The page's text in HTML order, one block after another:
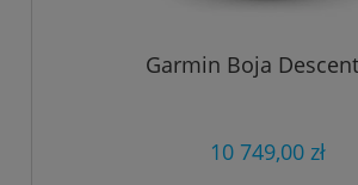
Garmin Boja
10 749,00 zł